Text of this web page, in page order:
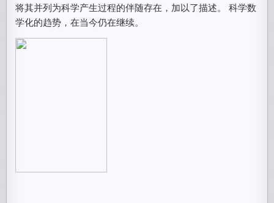
将其并列为科学产生过程的伴随存在，加以了描述。 科学数
学化的趋势，在当今仍在继续。